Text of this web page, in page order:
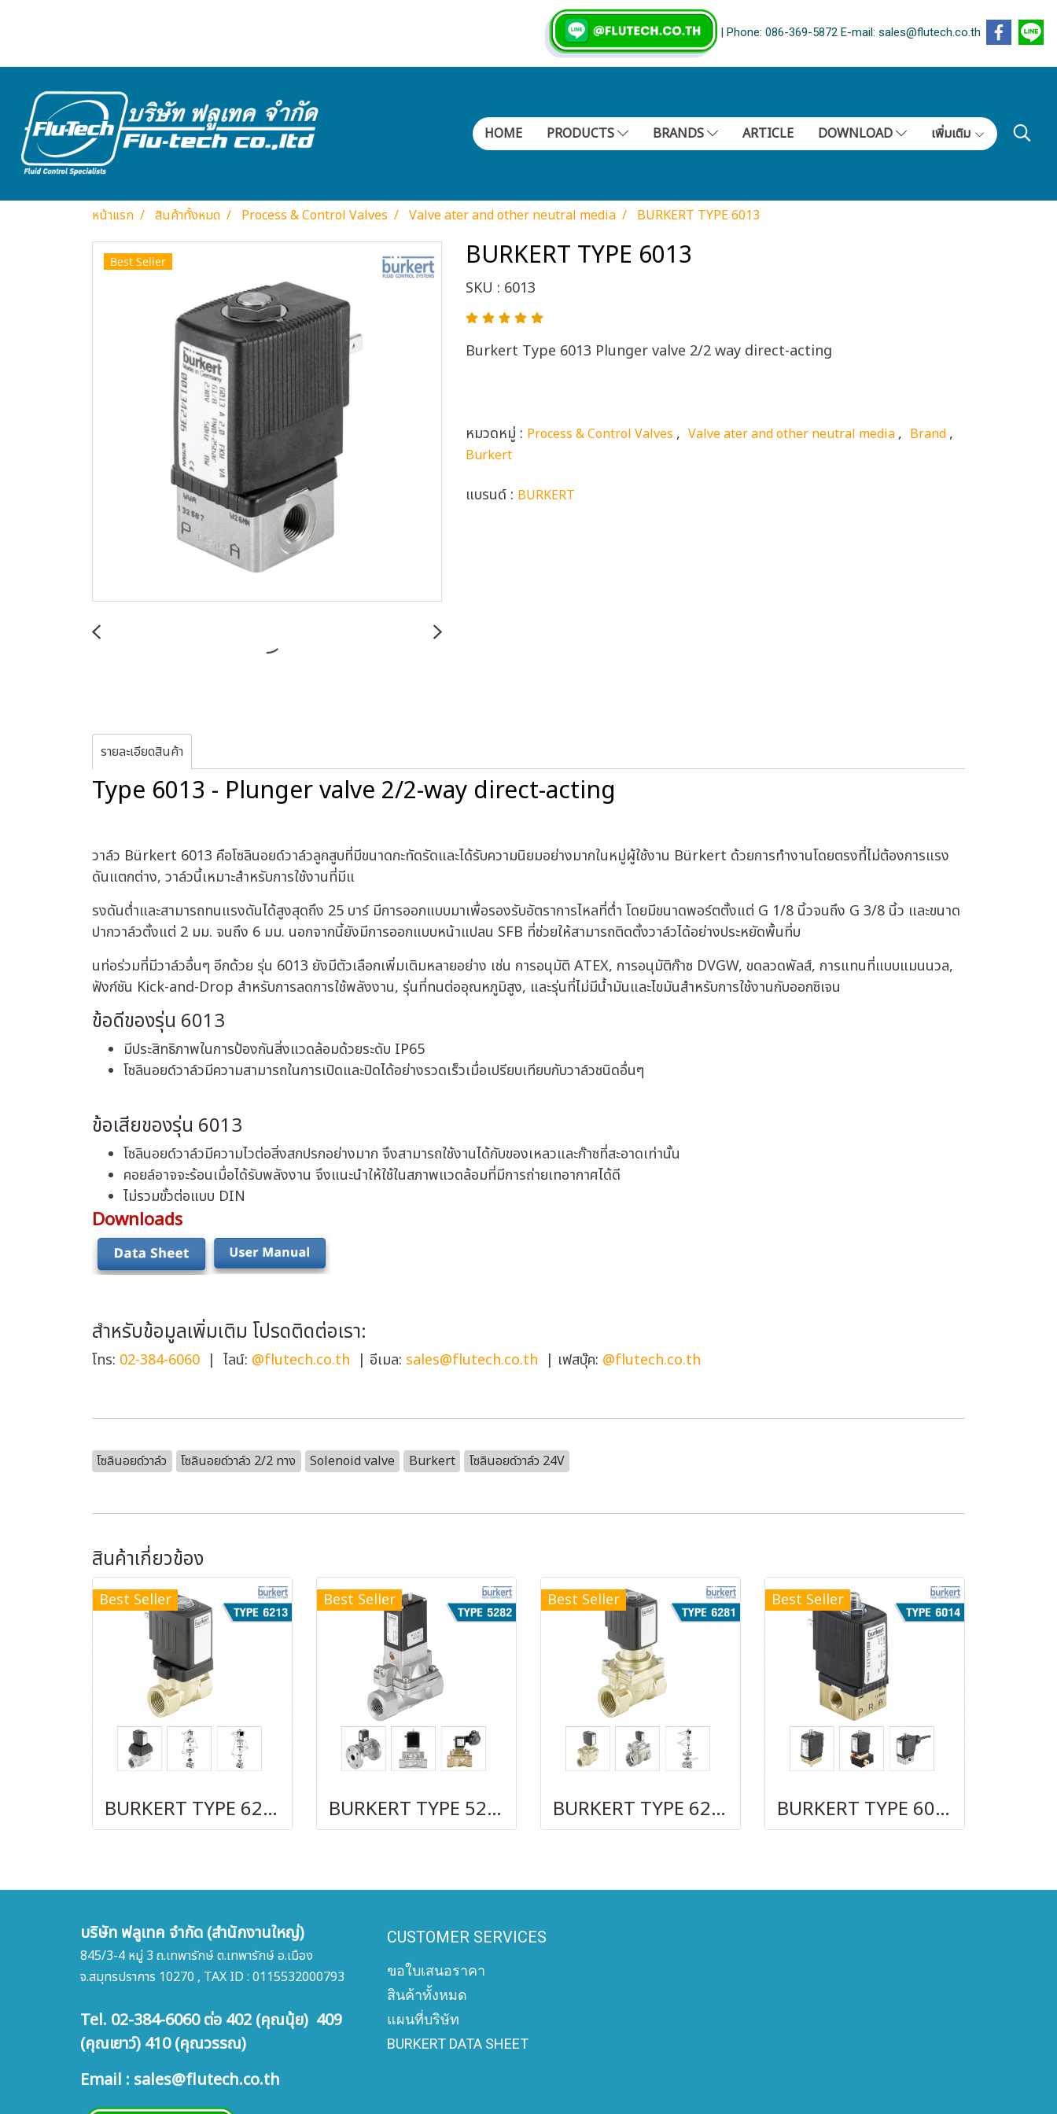
| Phone: 086-369-5872 E-mail: sales@flutech.co.th
HOME PRODUCTS BRANDS ARTICLE DOWNLOAD เพิ่มเติม
หน้าแรก สินค้าทั้งหมด Process & Control Valves Valve ater and other neutral media BURKERT TYPE 6013
Best Seller BURKERT TYPE 6013
SKU : 6013
Burkert Type 6013 Plunger valve 2/2 way direct-acting
หมวดหมู่ : Process & Control Valves , Valve ater and other neutral media, Brand,
Burkert
แบรนด์ : BURKERT
รายละเอียดสินค้า
Type 6013 - Plunger valve 2/2-way direct-acting
วาล์ว Bürkert 6013 คือโซลินอยด์วาล์วลูกสูบที่มีขนาดกะทัดรัดและได้รับความนิยมอย่างมากในหมู่ผู้ใช้งาน Bürkert ด้วยการทำงานโดยตรงที่ไม่ต้องการแรง
ดันแตกต่าง, วาล์วนี้เหมาะสำหรับการใช้งานที่มีแ
รงดันต่ำและสามารถทนแรงดันได้สูงสุดถึง 25 บาร์ มีการออกแบบมาเพื่อรองรับอัตราการไหลที่ต่ำ โดยมีขนาดพอร์ตตั้งแต่ G 1/8 นิ้วจนถึง G 3/8 นิ้ว และขนาด
ปากวาล์วตั้งแต่ 2 มม. จนถึง 6 มม. นอกจากนี้ยังมีการออกแบบหน้าแปลน SFB ที่ช่วยให้สามารถติดตั้งวาล์วได้อย่างประหยัดพื้นที่บ
นท่อร่วมที่มีวาล์วอื่นๆ อีกด้วย รุ่น 6013 ยังมีตัวเลือกเพิ่มเติมหลายอย่าง เช่น การอนุมัติ ATEX, การอนุมัติก๊าซ DVGW, ขดลวดพัลส์, การแทนที่แบบแมนนวล,
ฟังก์ชัน Kick-and-Drop สำหรับการลดการใช้พลังงาน, รุ่นที่ทนต่ออุณหภูมิสูง, และรุ่นที่ไม่มีน้ำมันและไขมันสำหรับการใช้งานกับออกซิเจน
ข้อดีของรุ่น 6013
มีประสิทธิภาพในการป้องกันสิ่งแวดล้อมด้วยระดับ IP65
โซลินอยด์วาล์วมีความสามารถในการเปิดและปิดได้อย่างรวดเร็วเมื่อเปรียบเทียบกับวาล์วชนิดอื่นๆ
ข้อเสียของรุ่น 6013
โซลินอยด์วาล์วมีความไวต่อสิ่งสกปรกอย่างมาก จึงสามารถใช้งานได้กับของเหลวและก๊าซที่สะอาดเท่านั้น
คอยล์อาจจะร้อนเมื่อได้รับพลังงาน จึงแนะนำให้ใช้ในสภาพแวดล้อมที่มีการถ่ายเทอากาศได้ดี
ไม่รวมขั้วต่อแบบ DIN
Downloads
สำหรับข้อมูลเพิ่มเติม โปรดติดต่อเรา:
โทร: 02-384-6060 | ไลน์: @flutech.co.th | อีเมล: sales@flutech.co.th | เฟสบุ๊ค: @flutech.co.th
โซลินอยด์วาล์ว โซลินอยด์วาล์ว 2/2 ทาง Solenoid valve Burkert โซลินอยด์วาล์ว 24V
สินค้าเกี่ยวข้อง
Best Seller
BURKERT TYPE 6213
Best Seller
BURKERT TYPE 5282
Best Seller
BURKERT TYPE 6281
Best Seller
BURKERT TYPE 6014
บริษัท ฟลูเทค จำกัด (สำนักงานใหญ่)
845/3-4 หมู่ 3 ถ.เทพารักษ์ ต.เทพารักษ์ อ.เมือง
จ.สมุทรปราการ 10270 , TAX ID : 0115532000793
Tel. 02-384-6060 ต่อ 402 (คุณนุ้ย) 409
(คุณเยาว์) 410 (คุณวรรณ)
Email : sales@flutech.co.th
CUSTOMER SERVICES
ขอใบเสนอราคา
สินค้าทั้งหมด
แผนที่บริษัท
BURKERT DATA SHEET